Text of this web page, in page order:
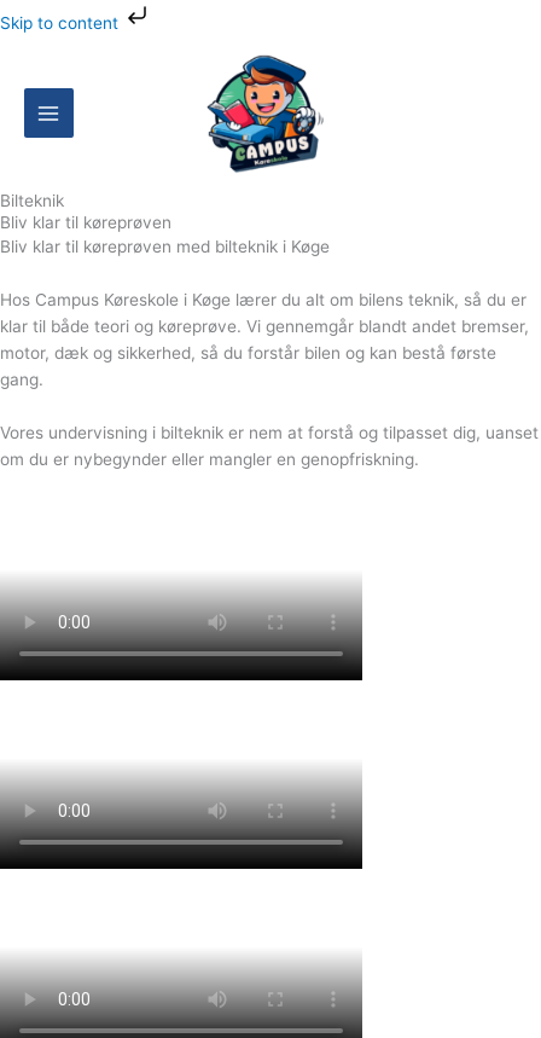
Skip to content
Bilteknik
Bliv klar til køreprøven
Bliv klar til køreprøven med bilteknik i Køge
Hos Campus Køreskole i Køge lærer du alt om bilens teknik, så du er
klar til både teori og køreprøve. Vi gennemgår blandt andet bremser,
motor, dæk og sikkerhed, så du forstår bilen og kan bestå første
gang.
Vores undervisning i bilteknik er nem at forstå og tilpasset dig, uanset
om du er nybegynder eller mangler en genopfriskning.